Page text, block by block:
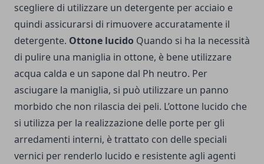
scegliere di utilizzare un detergente per acciaio e
quindi assicurarsi di rimuovere accuratamente il
detergente. Ottone lucido Quando si ha la necessità
di pulire una maniglia in ottone, è bene utilizzare
acqua calda e un sapone dal Ph neutro. Per
asciugare la maniglia, si può utilizzare un panno
morbido che non rilascia dei peli. L’ottone lucido che
si utilizza per la realizzazione delle porte per gli
arredamenti interni, è trattato con delle speciali
vernici per renderlo lucido e resistente agli agenti